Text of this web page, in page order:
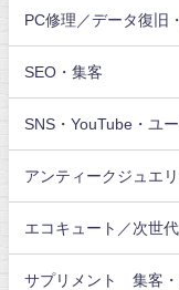
PC修理／データ復旧
SEO・集客
SNS・YouTube・ユ
アンティークジュエ
エコキュート／次世
サプリメント 集客